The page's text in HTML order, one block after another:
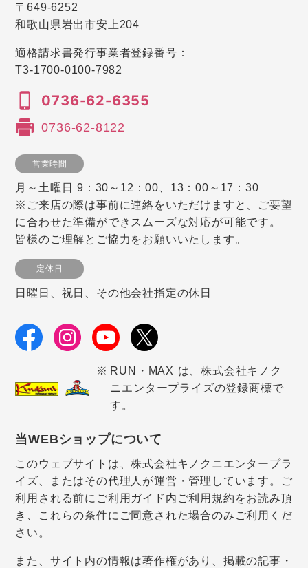
〒649-6252
和歌山県岩出市安上204
適格請求書発行事業者登録番号：
T3-1700-0100-7982
0736-62-6355
0736-62-8122
営業時間
月～土曜日 9：30～12：00、13：00～17：30
※ご来店の際は事前に連絡をいただけますと、ご要望
に合わせた準備ができスムーズな対応が可能です。
皆様のご理解とご協力をお願いいたします。
定休日
日曜日、祝日、その他会社指定の休日
RUN・MAX は、株式会社キノク
ニエンタープライズの登録商標で
す。
当WEBショップについて
このウェブサイトは、株式会社キノクニエンタープラ
イズ、またはその代理人が運営・管理しています。ご
利用される前にご利用ガイド内ご利用規約をお読み頂
き、これらの条件にご同意された場合のみご利用くだ
さい。
また、サイト内の情報は著作権があり、掲載の記事・